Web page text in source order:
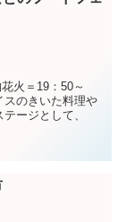
火＝19：50～
のきいた料理や
ージとして、